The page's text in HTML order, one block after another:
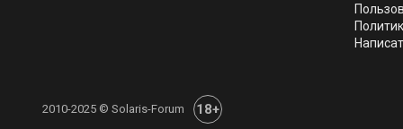
2010-2025 © Solaris-Forum 18+